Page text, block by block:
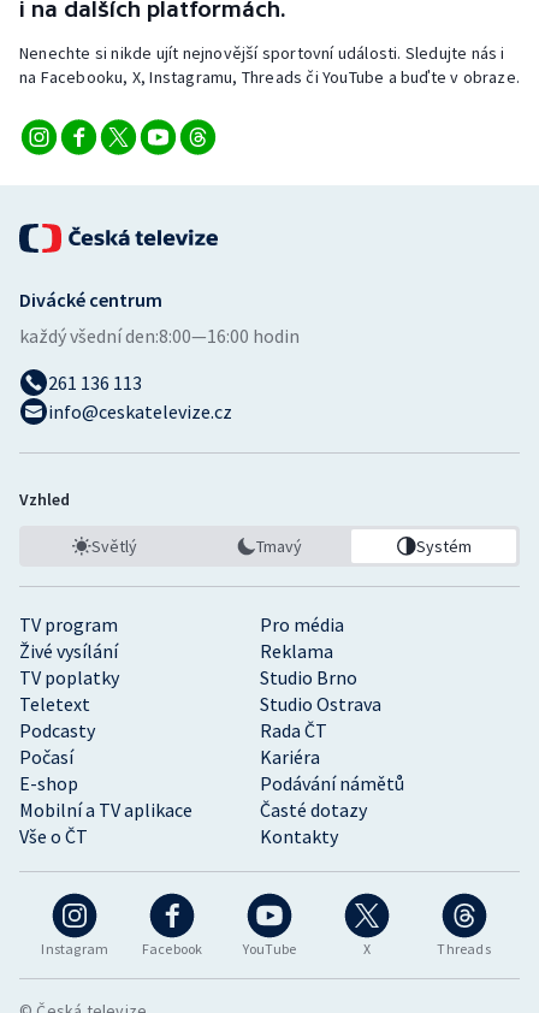
Triatlon
Veslování
Vodní slalom
Volejbal
Ostatní
i na dalších platformách.
Nenechte si nikde ujít nejnovější sportovní události. Sledujte nás i
na Facebooku, X, Instagramu, Threads či YouTube a buďte v obraze.
Instagram Facebook YouTube X Threads
TV program
Pro média
Živé vysílání
Reklama
TV poplatky
Studio Brno
Teletext
Studio Ostrava
Podcasty
Rada ČT
Počasí
Kariéra
E-shop
Podávání námětů
Mobilní a TV aplikace
Časté dotazy
Vše o ČT
Kontakty
Divácké centrum
každý všední den:8:00—16:00 hodin
261 136 113
info@ceskatelevize.cz
Vzhled
Světlý Tmavý Systém